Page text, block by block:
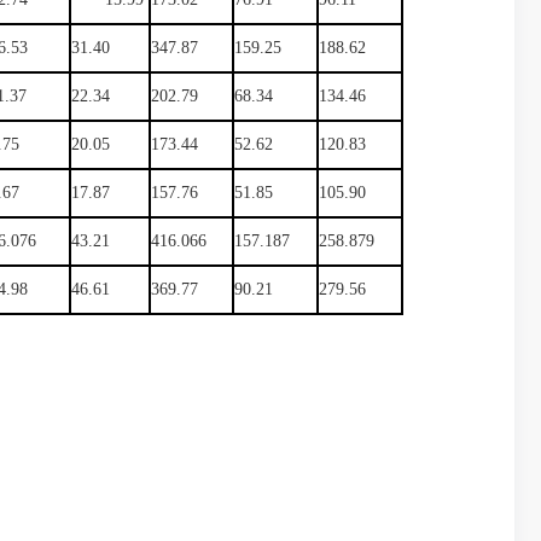
31.40 347.87 159.25 188.62
22.34 202.79 68.34 134.46
20.05 173.44 52.62 120.83
17.87 157.76 51.85 105.90
43.21 416.066 157.187 258.879
46.61 369.77 90.21 279.56